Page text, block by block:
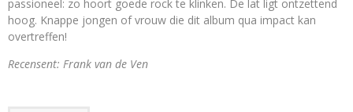
passioneel: zo hoort goede rock te klinken. De lat ligt ontzettend
hoog. Knappe jongen of vrouw die dit album qua impact kan
overtreffen!
Recensent: Frank van de Ven